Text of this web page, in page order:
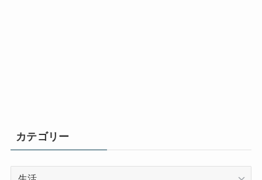
カテゴリー